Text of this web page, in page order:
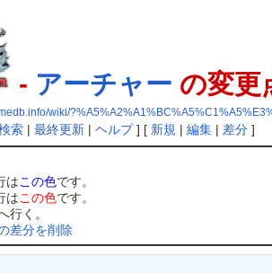
- アーチャー の変更
wiki/
索 |最終更新 |ヘルプ] [ 新規 |編集 | 差分 ]
はこの色です。
はこの色です。
行く。
差分を削除